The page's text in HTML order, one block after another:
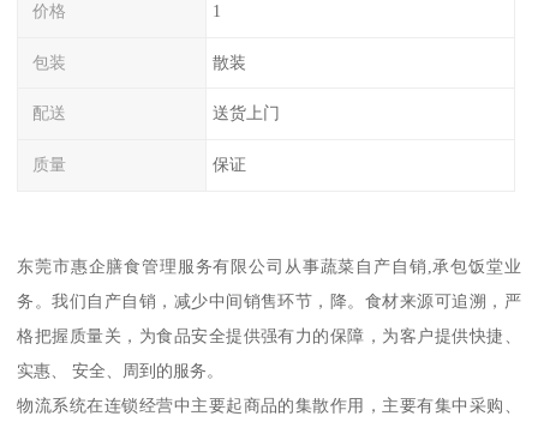
价格 1
包装 散装
配送 送货上门
质量 保证
东莞市惠企膳食管理服务有限公司从事蔬菜自产自销,承包饭堂业
务。我们自产自销，减少中间销售环节，降。食材来源可追溯，严
格把握质量关，为食品安全提供强有力的保障，为客户提供快捷、
实惠、 安全、周到的服务。
物流系统在连锁经营中主要起商品的集散作用，主要有集中采购、